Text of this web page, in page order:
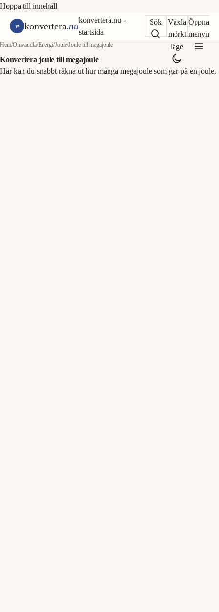
Hoppa till innehåll
konvertera.nu
konvertera.nu -
startsida
Sök
Växla
mörkt
läge
Öppna
menyn
Hem/Omvandla/Energi/Joule/Joule till megajoule
Konvertera joule till megajoule
Här kan du snabbt räkna ut hur många megajoule som går på en joule.